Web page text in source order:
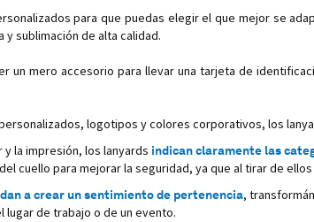
para que puedas elegir el que mejor se
sublimación de alta calidad.
un mero accesorio para llevar una tarjeta de
logotipos y colores corporativos, los
la impresión, los lanyards indican claramente las
cuello para mejorar la seguridad, ya que al tirar de
a crear un sentimiento de pertenencia,
lugar de trabajo o de un evento.